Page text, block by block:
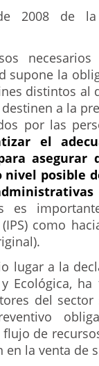
2008 de la
supone la
distintos al
a la
por las
el
asegurar
posible
es
como
lugar a la
Ecológica,
del
de
la venta de